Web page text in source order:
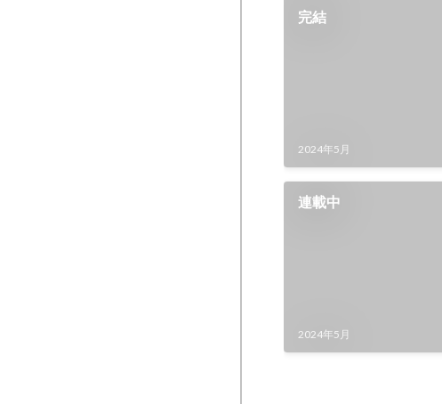
完結
2024年5月
連載中
2024年5月